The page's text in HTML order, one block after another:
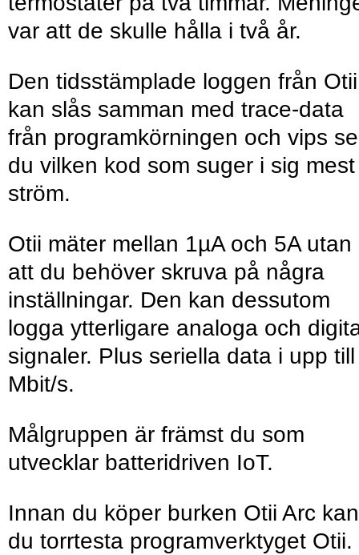
var att de skulle hålla i två år.
Den tidsstämplade loggen från Otii
kan slås samman med trace-data
från programkörningen och vips
du vilken kod som suger i sig mest
ström.
Otii mäter mellan 1µA och 5A utan
att du behöver skruva på några
inställningar. Den kan dessutom
logga ytterligare analoga och
signaler. Plus seriella data i upp
Mbit/s.
Målgruppen är främst du som
utvecklar batteridriven IoT.
Innan du köper burken Otii Arc kan
du torrtesta programverktyget Otii.